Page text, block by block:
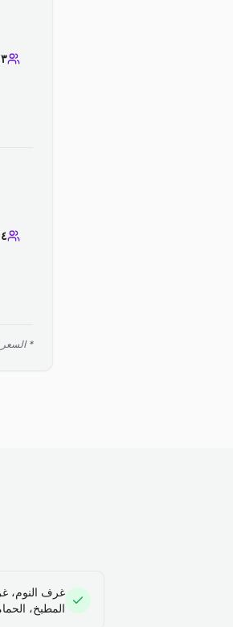
٣ هيلبر
٤ هيلبر
* السعر = 125 ج.م × عدد الهيلبرز × عدد الساعات.
غرف النوم،
المطبخ،